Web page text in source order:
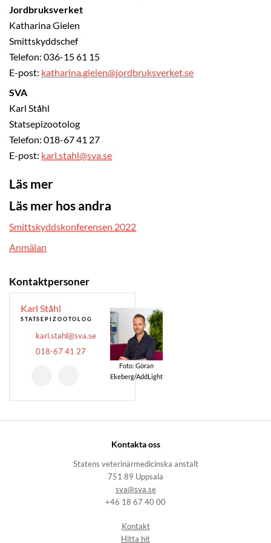
Jordbruksverket
Katharina Gielen
Smittskyddschef
Telefon: 036-15 61 15
E-post: katharina.gielen@jordbruksverket.se
SVA
Karl Ståhl
Statsepizootolog
Telefon: 018-67 41 27
E-post: karl.stahl@sva.se
Läs mer
Läs mer hos andra
Smittskyddskonferensen 2022
Anmälan
Kontaktpersoner
Karl Ståhl
STATSEPIZOOTOLOG
karl.stahl@sva.se
018-67 41 27
Foto: Göran
Ekeberg/AddLight
Kontakta oss
Statens veterinärmedicinska anstalt
751 89 Uppsala
sva@sva.se
+46 18 67 40 00
Kontakt
Hitta hit